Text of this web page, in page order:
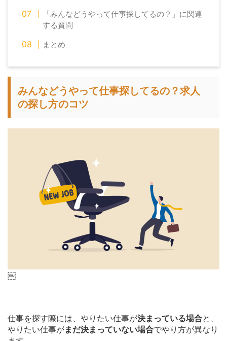
「みんなどうやって仕事探してるの？」に関連
する質問
まとめ
みんなどうやって仕事探してるの？求人
の探し方のコツ
￼
仕事を探す際には、やりたい仕事が決まっている場合と、
やりたい仕事がまだ決まっていない場合でやり方が異なり